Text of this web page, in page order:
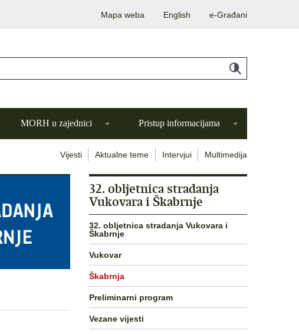
Mapa weba English e-Građani
MORH u zajednici Pristup informacijama
Vijesti Aktualne teme Intervjui Multimedija
32. obljetnica stradanja
Vukovara i Škabrnje
32. obljetnica stradanja Vukovara i
Škabrnje
Vukovar
Škabrnja
Preliminarni program
Vezane vijesti